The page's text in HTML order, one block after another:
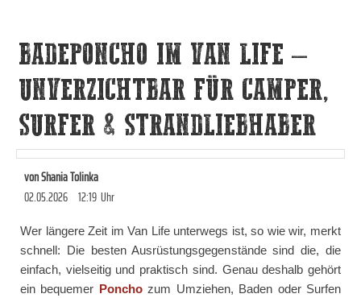
BADEPONCHO IM VAN LIFE –
UNVERZICHTBAR FÜR CAMPER,
SURFER & STRANDLIEBHABER
vonShania Tolinka
02.05.2026 12:19 Uhr
Wer längere Zeit im Van Life unterwegs ist, so wie wir, merkt
schnell: Die besten Ausrüstungsgegenstände sind die, die
einfach, vielseitig und praktisch sind. Genau deshalb gehört
ein bequemer Ponchozum Umziehen, Baden oder Surfen